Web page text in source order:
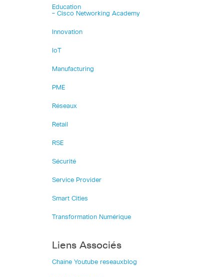
Education
– Cisco Networking Academy
Innovation
IoT
Manufacturing
PME
Réseaux
Retail
RSE
Sécurité
Service Provider
Smart Cities
Transformation Numérique
Liens Associés
Chaîne Youtube reseauxblog